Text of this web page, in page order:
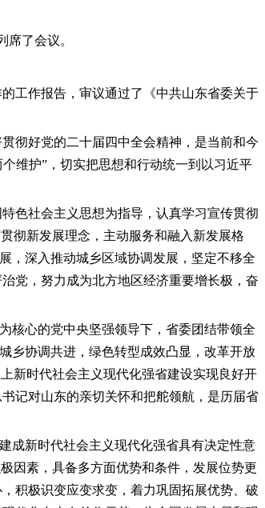
了会议。
工作报告，审议通过了《中共山东省委关于
彻好党的二十届四中全会精神，是当前和今
维护”，切实把思想和行动统一到以习近平
色社会主义思想为指导，认真学习宣传贯彻
彻新发展理念，主动服务和融入新发展格
，深入推动城乡区域协调发展，坚定不移全
党，努力成为北方地区经济重要增长极，奋
核心的党中央坚强领导下，省委团结带领全
乡协调共进，绿色转型成效凸显，改革开放
新时代社会主义现代化强省建设实现良好开
记对山东的亲切关怀和把舵领航，是历届省
成新时代社会主义现代化强省具有决定性意
因素，具备多方面优势和条件，发展位势更
积极识变应变求变，着力巩固拓展优势、破